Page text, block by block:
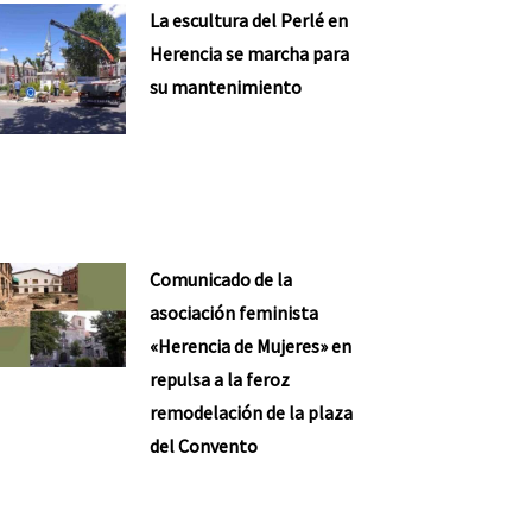
La escultura del Perlé en
Herencia se marcha para
su mantenimiento
Comunicado de la
asociación feminista
«Herencia de Mujeres» en
repulsa a la feroz
remodelación de la plaza
del Convento